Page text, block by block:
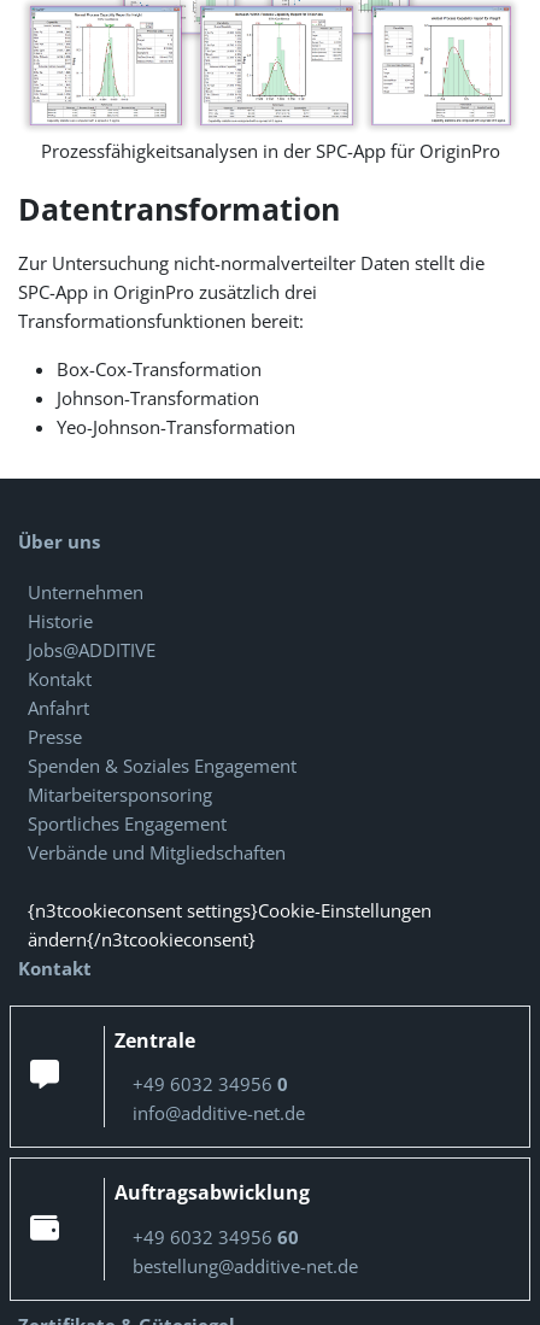
Prozessfähigkeitsanalysen in der SPC-App für OriginPro
Datentransformation
Zur Untersuchung nicht-normalverteilter Daten stellt die
SPC-App in OriginPro zusätzlich drei
Transformationsfunktionen bereit:
Box-Cox-Transformation
Johnson-Transformation
Yeo-Johnson-Transformation
Über uns
Unternehmen
Historie
Jobs@ADDITIVE
Kontakt
Anfahrt
Presse
Spenden & Soziales Engagement
Mitarbeitersponsoring
Sportliches Engagement
Verbände und Mitgliedschaften
{n3tcookieconsent settings}Cookie-Einstellungen
ändern{/n3tcookieconsent}
Kontakt
Zentrale
+49 6032 34956 0
info@additive-net.de
Auftragsabwicklung
+49 6032 34956 60
bestellung@additive-net.de